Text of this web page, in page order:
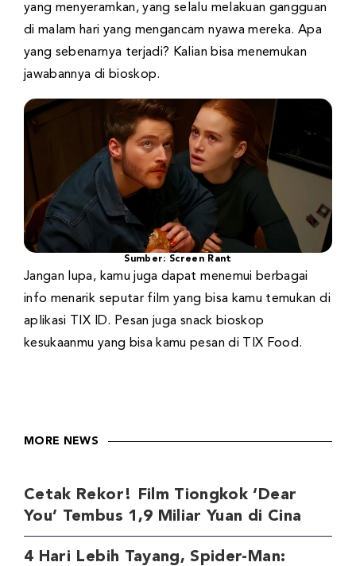
yang menyeramkan, yang selalu melakuan gangguan
di malam hari yang mengancam nyawa mereka. Apa
yang sebenarnya terjadi? Kalian bisa menemukan
jawabannya di bioskop.
Sumber: Screen Rant
Jangan lupa, kamu juga dapat menemui berbagai
info menarik seputar film yang bisa kamu temukan di
aplikasi TIX ID. Pesan juga snack bioskop
kesukaanmu yang bisa kamu pesan di TIX Food.
MORE NEWS
Cetak Rekor! Film Tiongkok ‘Dear
You’ Tembus 1,9 Miliar Yuan di Cina
4 Hari Lebih Tayang, Spider-Man: